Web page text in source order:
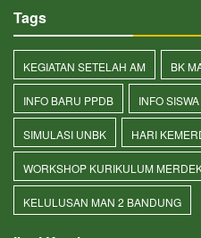
Tags
KEGIATAN SETELAH AM BK
INFO BARU PPDB INFO
SIMULASI UNBK HARI
WORKSHOP KURIKULUM
KELULUSAN MAN 2 BANDUNG